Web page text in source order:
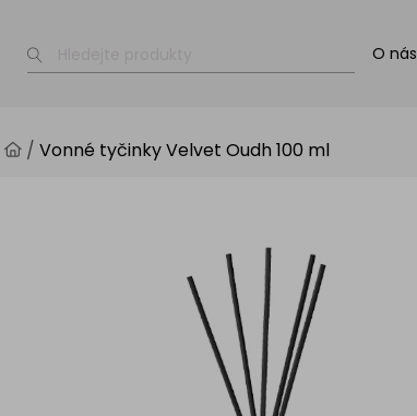
O nás
/ Vonné tyčinky Velvet Oudh 100 ml